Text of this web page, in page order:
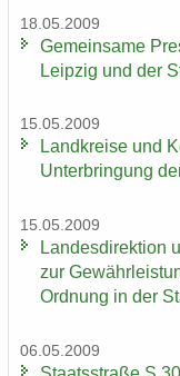
18.05.2009
Ge­mein­sa­me
Leip­zig und der
15.05.2009
Land­krei­se und
Un­ter­brin­gung
15.05.2009
Lan­des­di­rek­ti­on
zur
Ord­nung in der
06.05.2009